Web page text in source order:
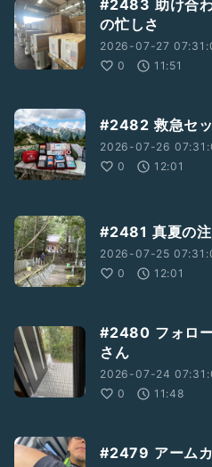
#2483 助け合
の忙しさ
2026-07-27
0
11:51
#2482 救急セ
2026-07-26
0
12:01
#2481 真夏の
2026-07-25
0
12:01
#2480 フォロ
さん
2026-07-24
0
11:48
#2479 アーム